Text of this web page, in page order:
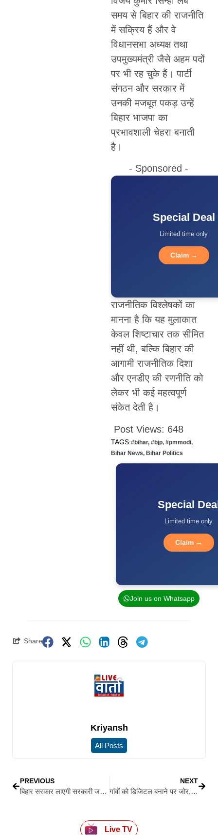
समय से बिहार की राजनीति
में सक्रिय हैं और वे
विधानसभा अध्यक्ष तथा
उपमुख्यमंत्री जैसे अहम पदों
पर भी रह चुके हैं। पार्टी
संगठन और सरकार में
उनकी मजबूत पकड़ उन्हें
बिहार भाजपा का
प्रभावशाली चेहरा बनाती
है।
- Sponsored -
Special Deal
Limited time only
Claim →
राजनीतिक विश्लेषकों का
मानना है कि यह मुलाकात
केवल शिष्टाचार तक सीमित
नहीं थी, बल्कि बिहार की
आगामी राजनीतिक दिशा
और एनडीए की रणनीति को
लेकर भी कई महत्वपूर्ण
संकेत देती है।
Post Views: 648
TAGS:#bihar, #bjp, #pmmodi,
Bihar News, Bihar Politics
Special
Limited time only
Claim →
Join us on Whatsapp
Share
Kriyansh
All Posts
PREVIOUS
बिहार सरकार लाएगी सरकारी जमीन की सुरक्षा के लिए सख्त कानून
NEXT
गांवों को डिजिटल बनाने पर जोर, JETET विवाद और PESA नियमावली पर सरकार गंभीर
Live TV